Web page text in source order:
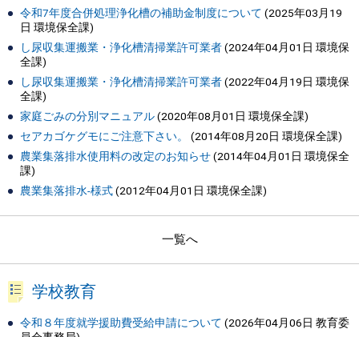
令和7年度合併処理浄化槽の補助金制度について (2025年03月19
日 環境保全課)
し尿収集運搬業・浄化槽清掃業許可業者(2024年04月01日 環境保
全課)
し尿収集運搬業・浄化槽清掃業許可業者(2022年04月19日 環境保
全課)
家庭ごみの分別マニュアル(2020年08月01日 環境保全課)
セアカゴケグモにご注意下さい。
(2014年08月20日 環境保全課)
農業集落排水使用料の改定のお知らせ(2014年04月01日 環境保全
課)
農業集落排水-様式(2012年04月01日 環境保全課)
一覧へ
学校教育
令和８年度就学援助費受給申請について (2026年04月06日 教育委